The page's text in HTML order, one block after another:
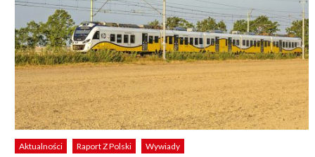
Aktualności Raport Z Polski Wywiady